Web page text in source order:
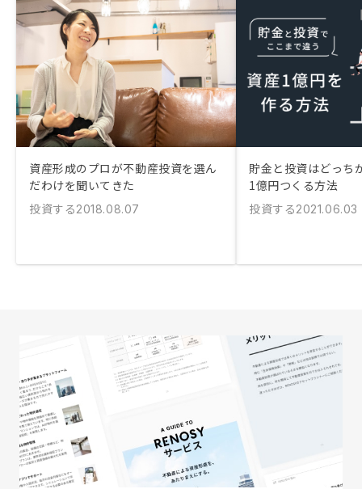
資産形成のプロが不動産投資を選ん
だわけを聞いてきた
投資する2018.08.07
貯金と投資はどっち
1億円つくる方法
投資する2021.06.03